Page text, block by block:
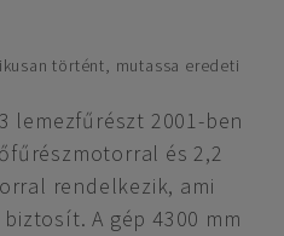
történt, mutassa eredeti
lemezfűrészt 2001-ben
és 2,2
rendelkezik, ami
A gép 4300 mm